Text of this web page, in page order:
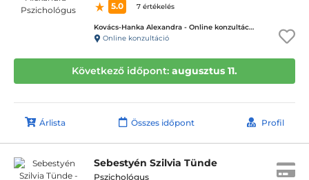
5.0
7 értékelés
Kovács-Hanka Alexandra - Online konzultáció
Online konzultáció
Következő időpont: augusztus 11.
Árlista Összes időpont Profil
Sebestyén Szilvia Tünde
Pszichológus